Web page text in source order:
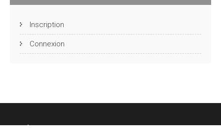
Inscription
Connexion